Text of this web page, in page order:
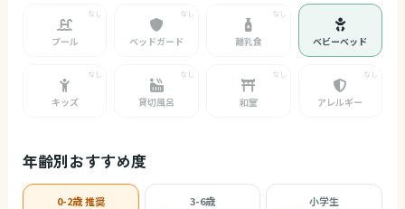
プール ベッドガード 離乳食 ベビーベッド
キッズ 貸切風呂 和室 アレルギー
年齢別おすすめ度
0-2歳 推奨 3-6歳 小学生